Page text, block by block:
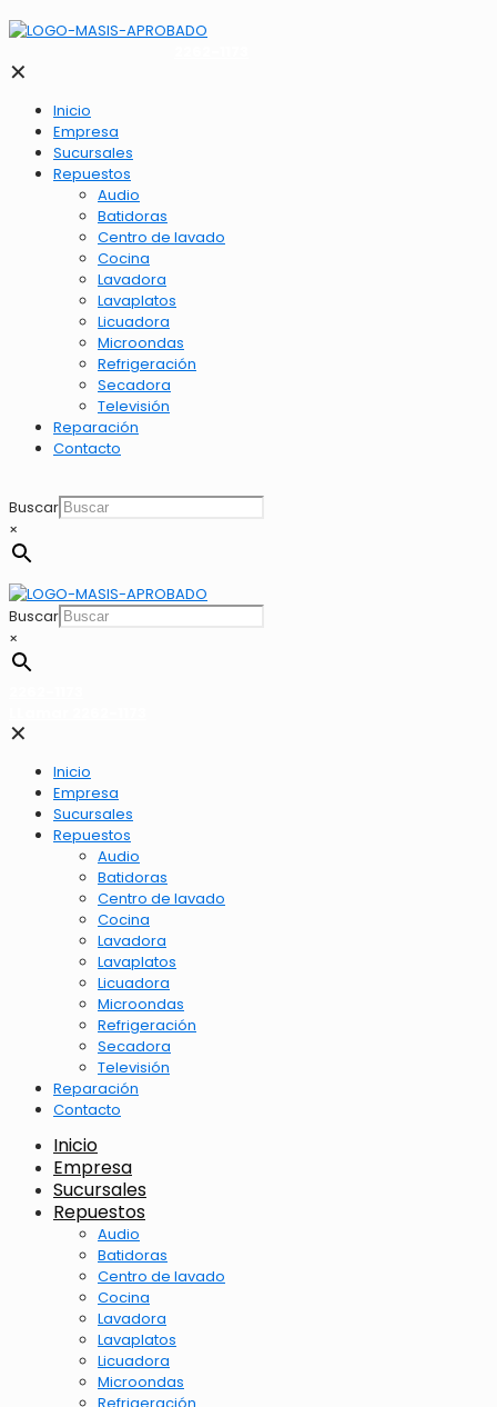
✕
Inicio
Empresa
Sucursales
Repuestos
Audio
Batidoras
Centro de lavado
Cocina
Lavadora
Lavaplatos
Licuadora
Microondas
Refrigeración
Secadora
Televisión
Reparación
Contacto
Buscar
×
Buscar
×
✕
Inicio
Empresa
Sucursales
Repuestos
Audio
Batidoras
Centro de lavado
Cocina
Lavadora
Lavaplatos
Licuadora
Microondas
Refrigeración
Secadora
Televisión
Reparación
Contacto
Inicio
Empresa
Sucursales
Repuestos
Audio
Batidoras
Centro de lavado
Cocina
Lavadora
Lavaplatos
Licuadora
Microondas